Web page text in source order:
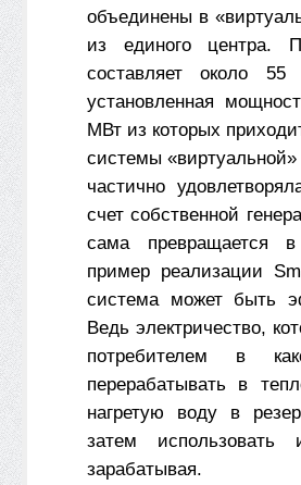
объединены в
из единого центра.
составляет около
установленная
МВт из которых
системы
частично
счет собственной
сама превращается в
пример реализации
система может быть
Ведь электричество,
потребителем в
перерабатывать в
нагретую воду в
затем
зарабатывая.